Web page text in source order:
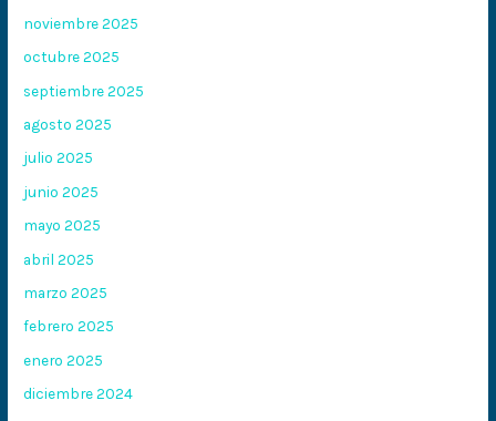
noviembre 2025
octubre 2025
septiembre 2025
agosto 2025
julio 2025
junio 2025
mayo 2025
abril 2025
marzo 2025
febrero 2025
enero 2025
diciembre 2024